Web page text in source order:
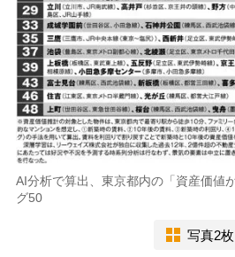
AI分析で算出、東京都内の「資産価値
グ50
写真2枚